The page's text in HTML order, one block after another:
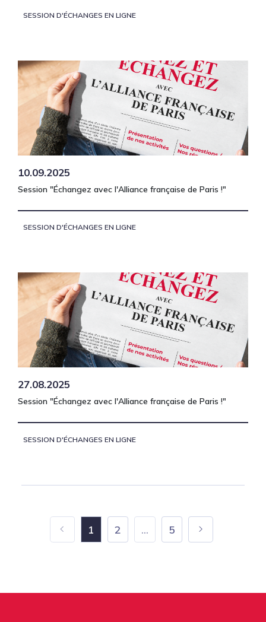
SESSION D'ÉCHANGES EN LIGNE
10.09.2025
Session "Échangez avec l'Alliance française de Paris !"
SESSION D'ÉCHANGES EN LIGNE
27.08.2025
Session "Échangez avec l'Alliance française de Paris !"
SESSION D'ÉCHANGES EN LIGNE
1 2 ... 5